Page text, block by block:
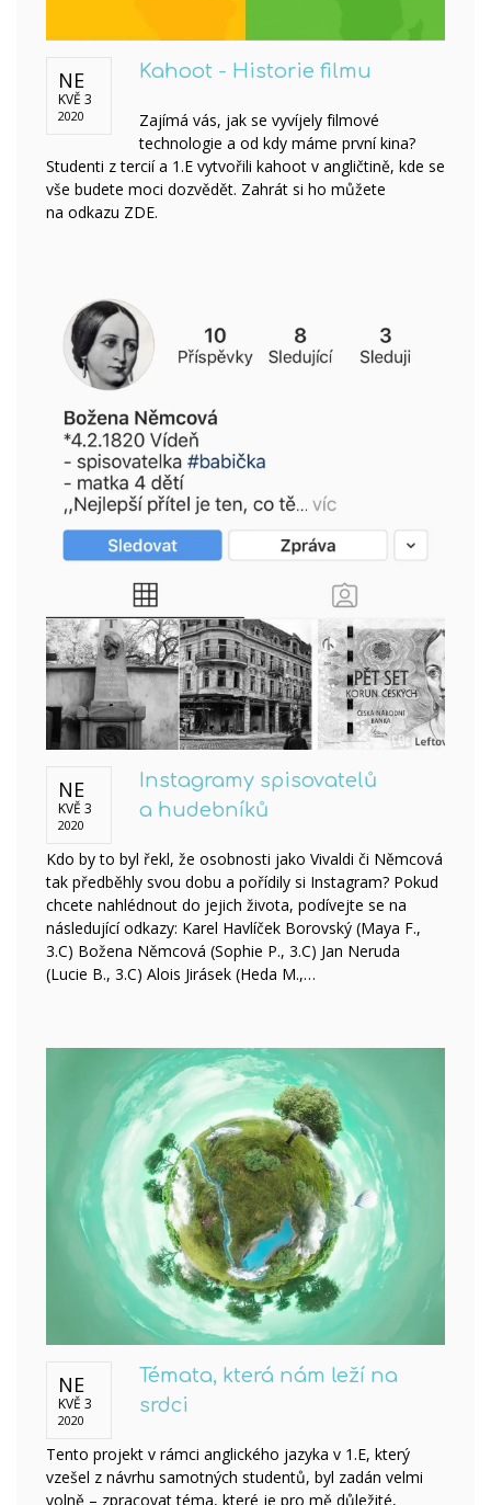
NE
KVĚ 3
2020
Kahoot - Historie filmu
Zajímá vás, jak se vyvíjely filmové
technologie a od kdy máme první kina?
Studenti z tercií a 1.E vytvořili kahoot v angličtině, kde se
vše budete moci dozvědět. Zahrát si ho můžete
na odkazu ZDE.
NE
KVĚ 3
2020
Instagramy spisovatelů
a hudebníků
Kdo by to byl řekl, že osobnosti jako Vivaldi či Němcová
tak předběhly svou dobu a pořídily si Instagram? Pokud
chcete nahlédnout do jejich života, podívejte se na
následující odkazy: Karel Havlíček Borovský (Maya F.,
3.C) Božena Němcová (Sophie P., 3.C) Jan Neruda
(Lucie B., 3.C) Alois Jirásek (Heda M.,…
NE
KVĚ 3
2020
Témata, která nám leží na
srdci
Tento projekt v rámci anglického jazyka v 1.E, který
vzešel z návrhu samotných studentů, byl zadán velmi
volně – zpracovat téma, které je pro mě důležité,